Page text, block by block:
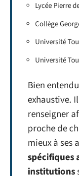
Lycée Pierre
Collège
Université
Université
Bien
exhaustive.
renseigner
proche de
mieux à ses
spécifiques
institutions